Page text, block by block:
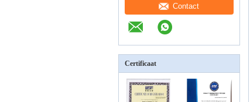
Contact
Certificaat